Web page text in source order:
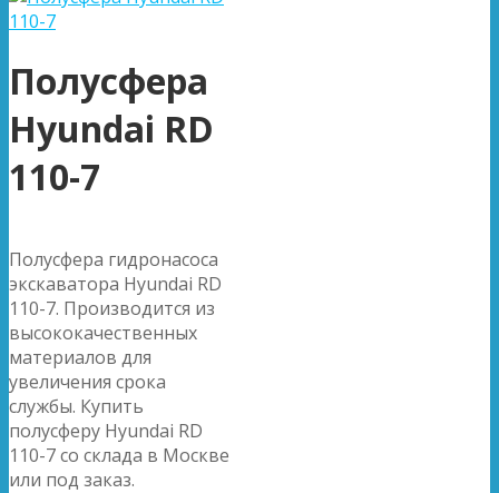
Полусфера
Hyundai RD
110-7
Полусфера гидронасоса
экскаватора Hyundai RD
110-7. Производится из
высококачественных
материалов для
увеличения срока
службы. Купить
полусферу Hyundai RD
110-7 со склада в Москве
или под заказ.